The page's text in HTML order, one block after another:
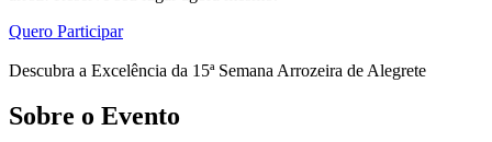
Quero Participar
Descubra a Excelência da 15ª Semana Arrozeira de Alegrete
Sobre o Evento